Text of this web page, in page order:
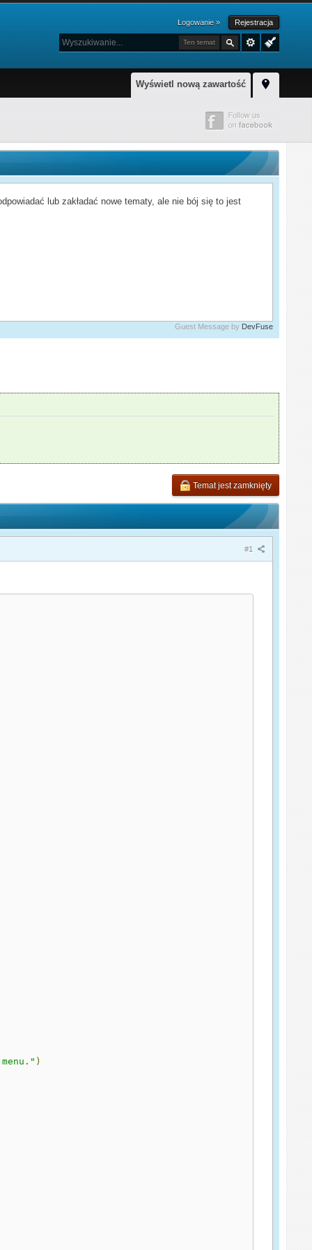
Logowanie » Rejestracja
Ten temat
Wyświetl nową zawartość
lub zakładać nowe tematy, ale nie bój się to jest
Guest Message by DevFuse
Temat jest zamknięty
#1
)